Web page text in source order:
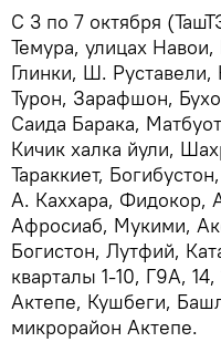
С 3 по 7 октября
Темура, улицах
Глинки, Ш.
Турон, Зарафшон,
Саида Барака,
Кичик халка йули,
Тараккиет,
А. Каххара, Фидокор,
Афросиаб, Мукими,
Богистон, Лутфий,
кварталы 1-10, Г9А,
Актепе, Кушбеги,
микрорайон Актепе.